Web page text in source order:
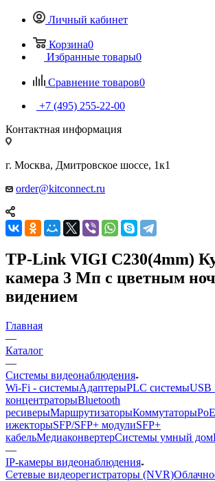
Личный кабинет
Корзина0
Избранные товары0
Сравнение товаров0
+7 (495) 255-22-00
Контактная информация
г. Москва, Дмитровское шоссе, 1к1
order@kitconnect.ru
TP-Link VIGI C230(4mm)
камера 3 Мп с цветным
видением
Главная
—
Каталог
—
Системы видеонаблюдения
Wi-Fi - системыАдаптерыPLC системыUSB
концентраторыBluetooth
ресиверыМаршрутизаторыКоммутаторы
ижекторыSFP/SFP+ модулиSFP+
кабельМедиаконвертерСистемы умный дом
—
IP-камеры видеонаблюдения
Сетевые видеорегистраторы (NVR)